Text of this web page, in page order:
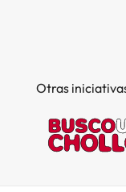
Otras